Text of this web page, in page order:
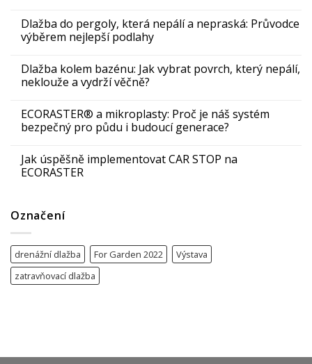
Dlažba do pergoly, která nepálí a nepraská: Průvodce
výběrem nejlepší podlahy
Dlažba kolem bazénu: Jak vybrat povrch, který nepálí,
neklouže a vydrží věčně?
ECORASTER® a mikroplasty: Proč je náš systém
bezpečný pro půdu i budoucí generace?
Jak úspěšně implementovat CAR STOP na
ECORASTER
Označení
drenážní dlažba For Garden 2022
Výstava
zatravňovací dlažba